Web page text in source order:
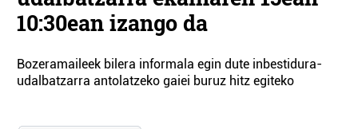
10:30ean izango da
Bozeramaileek bilera informala egin dute inbestidura-
udalbatzarra antolatzeko gaiei buruz hitz egiteko